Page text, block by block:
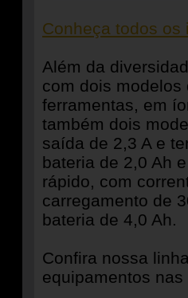
Conheça todos
Além da
com dois
ferramentas, em
também dois
saída de 2,3 A e
bateria de 2,0 Ah
rápido, com
carregamento de
bateria de 4,0 Ah.
Confira nossa
equipamentos